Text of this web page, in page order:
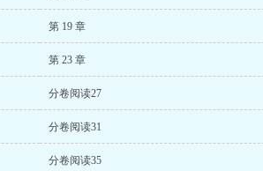
第 19 章
第 23 章
分卷阅读27
分卷阅读31
分卷阅读35